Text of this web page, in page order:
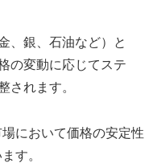
、銀、石油など）と
の変動に応じてステ
されます。
において価格の安定性
す。